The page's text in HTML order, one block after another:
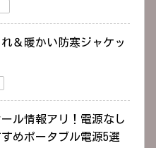
＆暖かい防寒ジャケッ
ル情報アリ！電源なし
めポータブル電源5選